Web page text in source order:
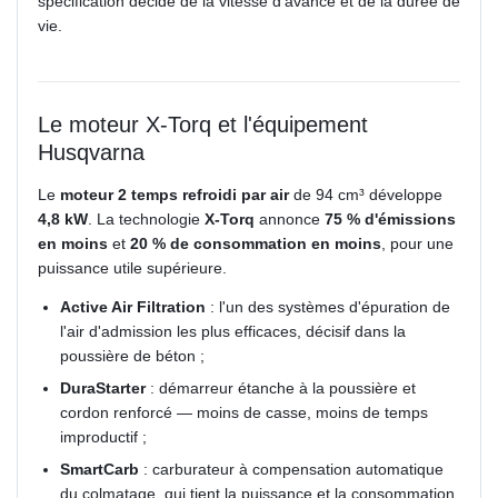
vie.
Le moteur X-Torq et l'équipement
Husqvarna
Le moteur 2 temps refroidi par airde 94 cm³ développe
4,8 kW . La technologie X-Torq annonce 75 % d'émissions
en moins et 20 % de consommation en moins , pour une
puissance utile supérieure.
Active Air Filtration : l'un des systèmes d'épuration de
l'air d'admission les plus efficaces, décisif dans la
poussière de béton ;
DuraStarter: démarreur étanche à la poussière et
cordon renforcé — moins de casse, moins de temps
improductif ;
SmartCarb : carburateur à compensation automatique
du colmatage, qui tient la puissance et la consommation